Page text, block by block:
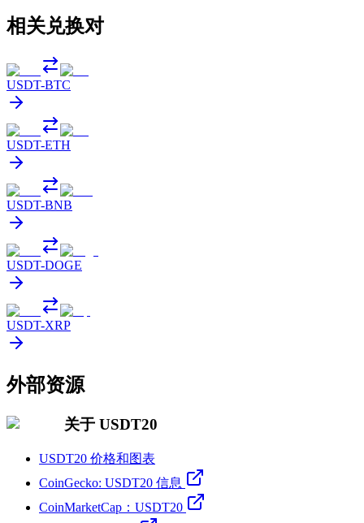
相关兑换对
USDT-BTC
USDT-ETH
USDT-BNB
USDT-DOGE
USDT-XRP
外部资源
关于 USDT20
USDT20 价格和图表
CoinGecko: USDT20 信息
CoinMarketCap：USDT20